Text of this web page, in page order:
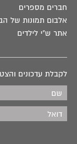
חברים מספרים
אלבום תמונות של
אתר ש"י לילדים
לקבלת עדכונים